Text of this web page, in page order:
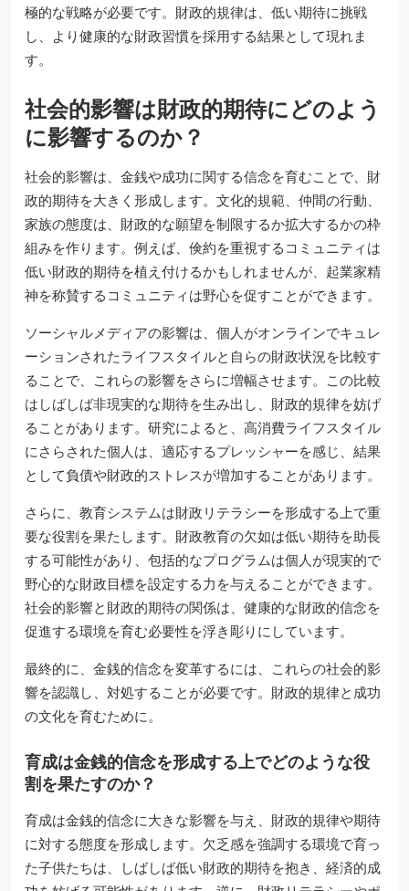
極的な戦略が必要です。財政的規律は、低い期待に挑戦
し、より健康的な財政習慣を採用する結果として現れま
す。
社会的影響は財政的期待にどのよう
に影響するのか？
社会的影響は、金銭や成功に関する信念を育むことで、財
政的期待を大きく形成します。文化的規範、仲間の行動、
家族の態度は、財政的な願望を制限するか拡大するかの枠
組みを作ります。例えば、倹約を重視するコミュニティは
低い財政的期待を植え付けるかもしれませんが、起業家精
神を称賛するコミュニティは野心を促すことができます。
ソーシャルメディアの影響は、個人がオンラインでキュレ
ーションされたライフスタイルと自らの財政状況を比較す
ることで、これらの影響をさらに増幅させます。この比較
はしばしば非現実的な期待を生み出し、財政的規律を妨げ
ることがあります。研究によると、高消費ライフスタイル
にさらされた個人は、適応するプレッシャーを感じ、結果
として負債や財政的ストレスが増加することがあります。
さらに、教育システムは財政リテラシーを形成する上で重
要な役割を果たします。財政教育の欠如は低い期待を助長
する可能性があり、包括的なプログラムは個人が現実的で
野心的な財政目標を設定する力を与えることができます。
社会的影響と財政的期待の関係は、健康的な財政的信念を
促進する環境を育む必要性を浮き彫りにしています。
最終的に、金銭的信念を変革するには、これらの社会的影
響を認識し、対処することが必要です。財政的規律と成功
の文化を育むために。
育成は金銭的信念を形成する上でどのような役
割を果たすのか？
育成は金銭的信念に大きな影響を与え、財政的規律や期待
に対する態度を形成します。欠乏感を強調する環境で育っ
た子供たちは、しばしば低い財政的期待を抱き、経済的成